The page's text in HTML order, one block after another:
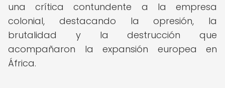
una crítica contundente a la empresa
colonial, destacando la opresión, la
brutalidad y la destrucción que
acompañaron la expansión europea en
África.